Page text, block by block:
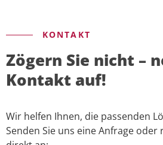
KONTAKT
Zögern Sie nicht –
Kontakt auf!
Wir helfen Ihnen, die passenden
Senden Sie uns eine Anfrage oder